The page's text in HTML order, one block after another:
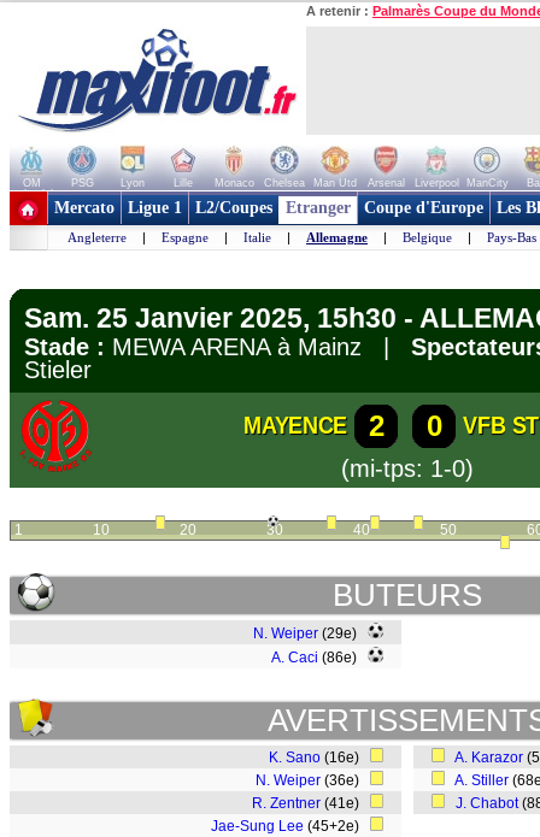
A retenir : Palmarès Coupe du
OM PSG Lyon Lille Monaco Chelsea Man Utd Arsenal Liverpool ManCity
+ de clubs
Mercato Ligue 1 L2/Coupes Etranger Coupe d'Europe Les
Angleterre | Espagne | Italie | Allemagne | Belgique | Pays-Bas
Sam. 25 Janvier 2025, 15h30 -
Stade : MEWA ARENA à Mainz |
Stieler
MAYENCE 2 0
VFB
(mi-tps: 1-0)
1 10 20 30 40 50
BUTEURS
N. Weiper (29e)
A. Caci (86e)
K. Sano (16e)
N. Weiper (36e)
R. Zentner (41e)
Jae-Sung Lee (45+2e)
A. Karazor
A. Stiller
J. Chabot